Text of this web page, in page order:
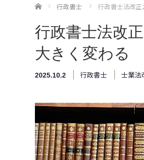
ホーム 行政書士 行政書士法改
行政書士法改
大きく変わる
2025.10.2 行政書士 士業法